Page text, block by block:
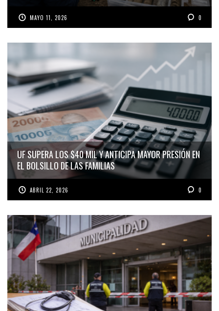
MAYO 11, 2026 0
UF SUPERA LOS $40 MIL Y ANTICIPA MAYOR PRESIÓN EN
EL BOLSILLO DE LAS FAMILIAS
ABRIL 22, 2026 0